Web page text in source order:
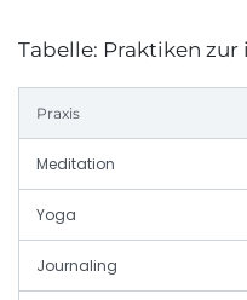
Tabelle: Praktiken
Praxis
Meditation
Yoga
Journaling